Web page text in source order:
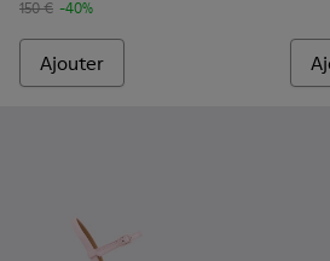
150 € -40%
Ajouter